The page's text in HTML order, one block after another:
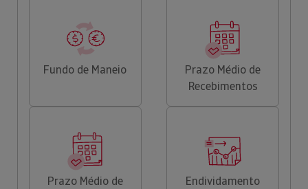
Fundo de Maneio
Prazo Médio de
Recebimentos
Prazo Médio de
Endividamento